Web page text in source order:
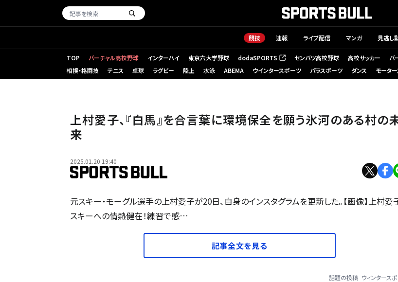
競技 速報 ライブ配信 マンガ 見逃し
TOP バーチャル高校野球 インターハイ 東京六大学野球 dodaSPORTS
（新しいタブで開く） センバツ高校野球 高校サッカー バ
相撲・格闘技
テニス 卓球 ラグビー 陸上 水泳 ABEMA ウインタースポーツ パラスポーツ ダンス モータ
上村愛子、『白馬』を合言葉に環境保全を願う氷河のある村の
来
2025.01.20 19:40
元スキー・モーグル選手の上村愛子が20日、自身のインスタグラムを更新した。【画像】上村愛
スキーへの情熱健在！練習で感…
記事全文を見る
話題の投稿 ウィンタース